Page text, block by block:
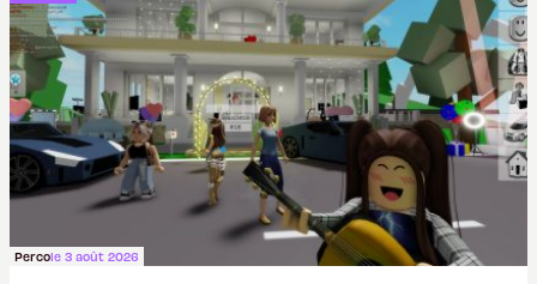
l'obligation de publier ses bilans. Encore une
victoire pour la transparence.P.
Percole 3 août 2026